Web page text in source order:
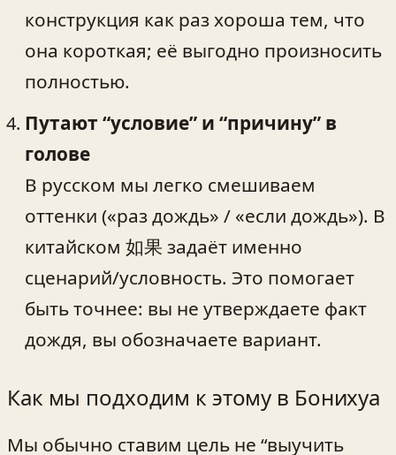
конструкция как раз хороша тем, что
она короткая; её выгодно произносить
полностью.
Путают “условие” и “причину” в
голове
В русском мы легко смешиваем
оттенки («раз дождь» / «если дождь»). В
китайском 如果 задаёт именно
сценарий/условность. Это помогает
быть точнее: вы не утверждаете факт
дождя, вы обозначаете вариант.
Как мы подходим к этому в Бонихуа
Мы обычно ставим цель не “выучить